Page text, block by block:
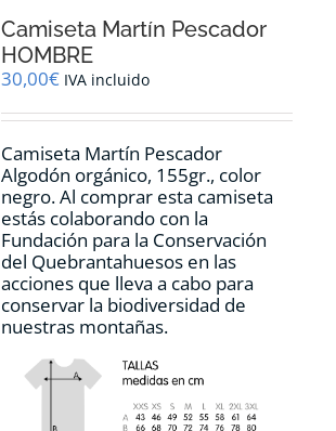
se
elegir
la
de
producto
Camiseta Martín Pescador
HOMBRE
30,00€ IVA incluido
Camiseta Martín Pescador
Algodón orgánico, 155gr., color
negro. Al comprar esta camiseta
estás colaborando con la
Fundación para la Conservación
del Quebrantahuesos en las
acciones que lleva a cabo para
conservar la biodiversidad de
nuestras montañas.